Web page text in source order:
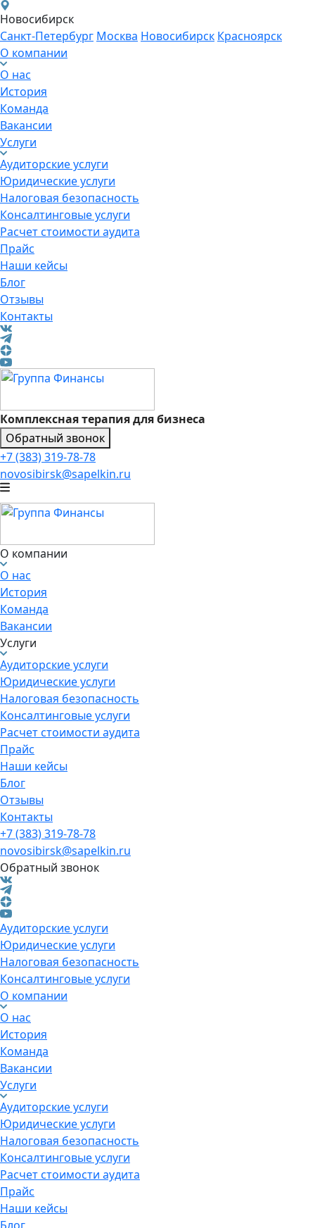
Новосибирск
Санкт-Петербург Москва Новосибирск Красноярск
О компании
О нас
История
Команда
Вакансии
Услуги
Аудиторские услуги
Юридические услуги
Налоговая безопасность
Консалтинговые услуги
Расчет стоимости аудита
Прайс
Наши кейсы
Блог
Отзывы
Контакты
Комплексная терапия для бизнеса
Обратный звонок
+7 (383) 319-78-78
novosibirsk@sapelkin.ru
О компании
О нас
История
Команда
Вакансии
Услуги
Аудиторские услуги
Юридические услуги
Налоговая безопасность
Консалтинговые услуги
Расчет стоимости аудита
Прайс
Наши кейсы
Блог
Отзывы
Контакты
+7 (383) 319-78-78
novosibirsk@sapelkin.ru
Обратный звонок
Аудиторские услуги
Юридические услуги
Налоговая безопасность
Консалтинговые услуги
О компании
О нас
История
Команда
Вакансии
Услуги
Аудиторские услуги
Юридические услуги
Налоговая безопасность
Консалтинговые услуги
Расчет стоимости аудита
Прайс
Наши кейсы